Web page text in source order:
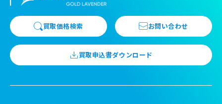
買取価格検索 お問い合わせ
買取申込書ダウンロード